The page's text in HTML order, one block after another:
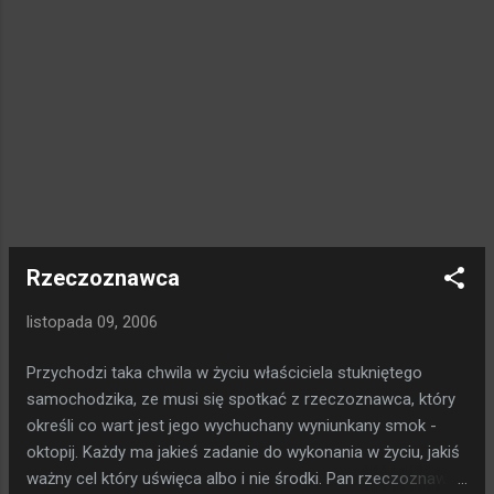
Rzeczoznawca
listopada 09, 2006
Przychodzi taka chwila w życiu właściciela stukniętego
samochodzika, ze musi się spotkać z rzeczoznawca, który
określi co wart jest jego wychuchany wyniunkany smok -
oktopij. Każdy ma jakieś zadanie do wykonania w życiu, jakiś
ważny cel który uświęca albo i nie środki. Pan rzeczoznawca